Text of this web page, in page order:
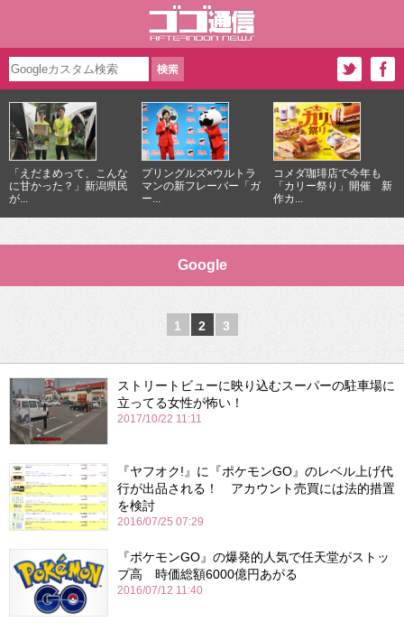
「えだまめって、こんな
に甘かった？」新潟県民
が...
プリングルズ×ウルトラ
マンの新フレーバー「ガ
ー...
コメダ珈琲店で今年も
「カリー祭り」開催 新
作カ...
Google
1 2 3
ストリートビューに映り込むスーパーの駐車場に
立ってる女性が怖い！
2017/10/22 11:11
『ヤフオク!』に『ポケモンGO』のレベル上げ代
行が出品される！ アカウント売買には法的措置
を検討
2016/07/25 07:29
『ポケモンGO』の爆発的人気で任天堂がストッ
プ高 時価総額6000億円あがる
2016/07/12 11:40